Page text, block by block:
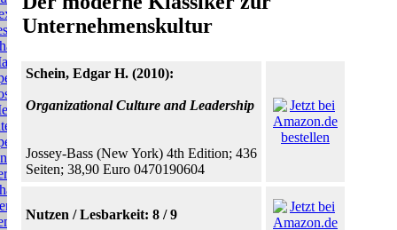
Unternehmenskultur
Schein, Edgar H. (2010):
Organizational Culture and Leadership
Jossey-Bass (New York) 4th Edition; 436
Seiten; 38,90 Euro 0470190604
Nutzen / Lesbarkeit: 8 / 9